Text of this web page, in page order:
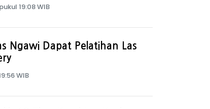
19:08 WIB
Ngawi Dapat Pelatihan Las
WIB